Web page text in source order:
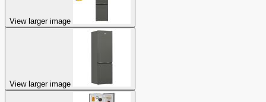
View larger image
View larger image